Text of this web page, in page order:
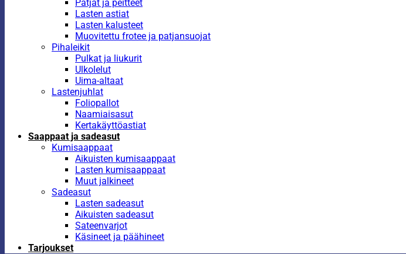
Patjat ja peitteet
Lasten astiat
Lasten kalusteet
Muovitettu frotee ja patjansuojat
Pihaleikit
Pulkat ja liukurit
Ulkolelut
Uima-altaat
Lastenjuhlat
Foliopallot
Naamiaisasut
Kertakäyttöastiat
Saappaat ja sadeasut
Kumisaappaat
Aikuisten kumisaappaat
Lasten kumisaappaat
Muut jalkineet
Sadeasut
Lasten sadeasut
Aikuisten sadeasut
Sateenvarjot
Käsineet ja päähineet
Tarjoukset